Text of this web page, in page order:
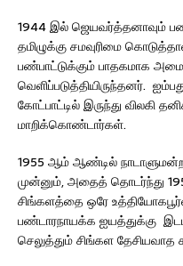
1944 இல் ஜெயவர்த்தனாவும்
தமிழுக்கு சமவுரிமை
பண்பாட்டுக்கும் பாதகமாக
வெளிப்படுத்தியிருந்தனர்.
கோட்பாட்டில் இருந்து விலகி
மாறிக்கொண்டார்கள்.
1955 ஆம் ஆண்டில்
முன்னும், அதைத் தொடர்ந்து
சிங்களத்தை ஒரே
பண்டாரநாயக்க ஐயத்துக்கு
செலுத்தும் சிங்கள தேசியவாத